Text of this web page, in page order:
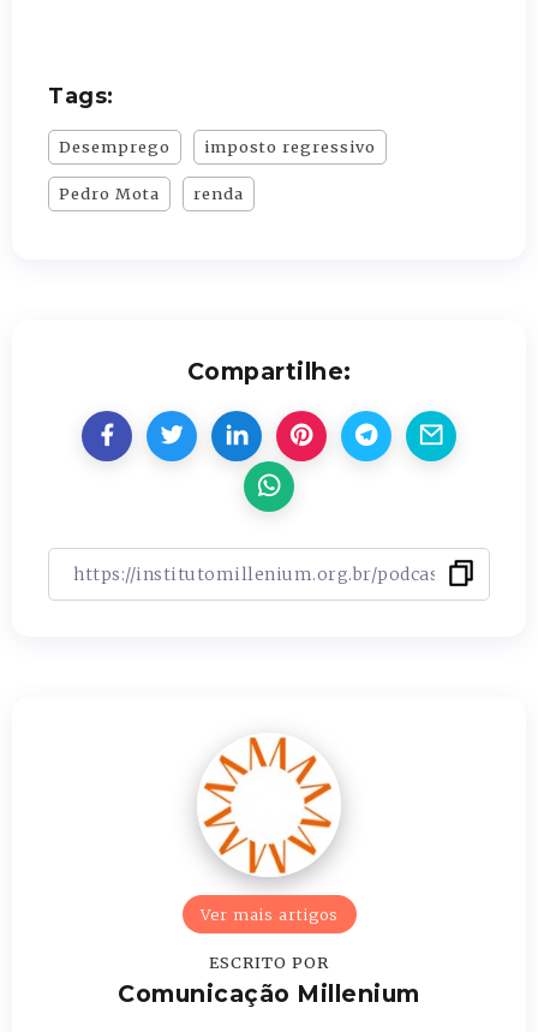
Tags:
Desemprego imposto regressivo
Pedro Mota renda
Compartilhe:
Ver mais artigos
ESCRITO POR
Comunicação Millenium